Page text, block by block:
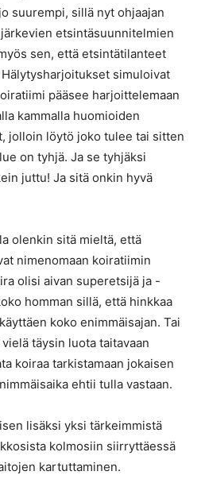
suurempi, sillä nyt ohjaajan
etsintäsuunnitelmien
sen, että etsintätilanteet
simuloivat
pääsee harjoittelemaan
kammalla huomioiden
jolloin löytö joko tulee tai sitten
on tyhjä. Ja se tyhjäksi
juttu! Ja sitä onkin hyvä
olenkin sitä mieltä, että
nimenomaan koiratiimin
olisi aivan superetsijä ja -
homman sillä, että hinkkaa
koko enimmäisajan. Tai
täysin luota taitavaan
koiraa tarkistamaan jokaisen
ehtii tulla vastaan.
lisäksi yksi tärkeimmistä
kolmosiin siirryttäessä
kartuttaminen.